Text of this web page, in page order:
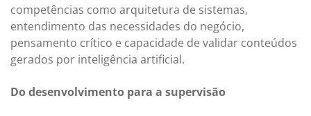
competências como arquitetura de sistemas,
entendimento das necessidades do negócio,
pensamento crítico e capacidade de validar conteúdos
gerados por inteligência artificial.
Do desenvolvimento para a supervisão